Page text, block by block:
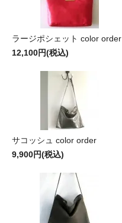
ラージポシェット color order
12,100円(税込)
サコッシュ color order
9,900円(税込)